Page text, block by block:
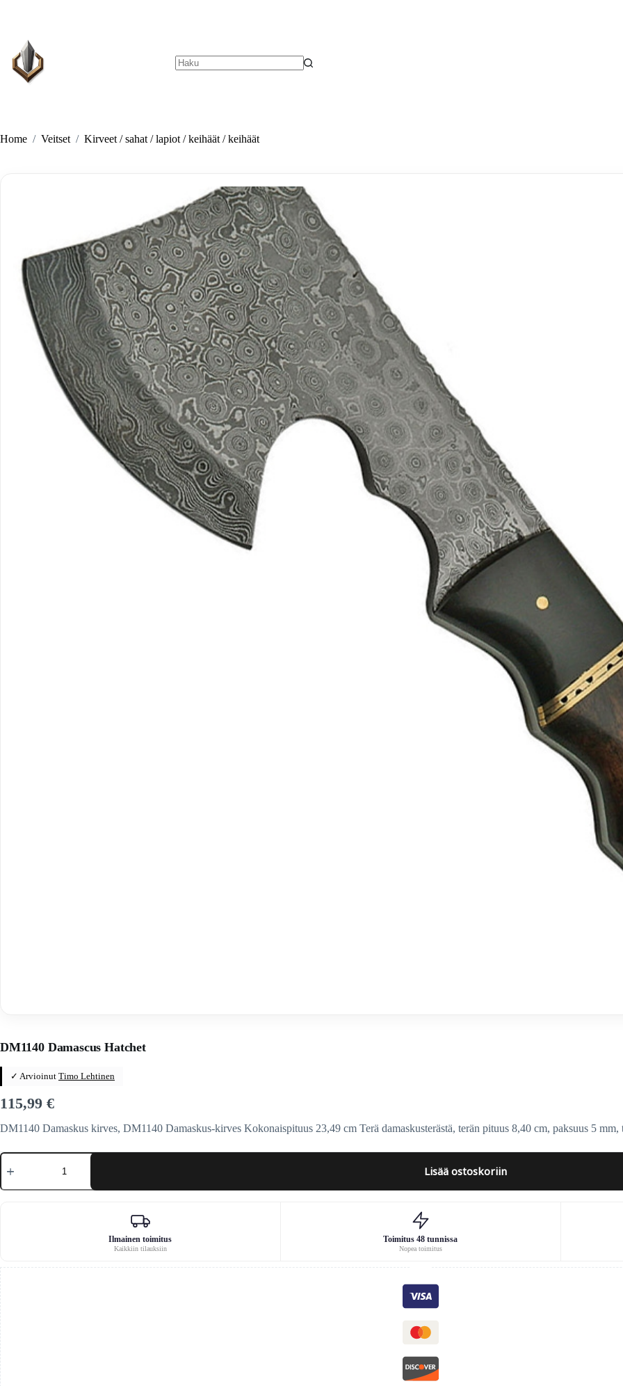
Home / Veitset / Kirveet / sahat / lapiot / keihäät / keihäät
DM1140 Damascus Hatchet
✓ Arvioinut Timo Lehtinen
115,99 €
DM1140 Damaskus kirves, DM1140 Damaskus-kirves Kokonaispituus 23,49 cm Terä damaskusterästä, terän pituus 8,40 cm, paksuus 5
DM1140
Damascus
määrä
Lisää ostoskoriin
Ilmainen toimitus
Kaikkiin tilauksiin
Toimitus 48 tunnissa
Nopea toimitus